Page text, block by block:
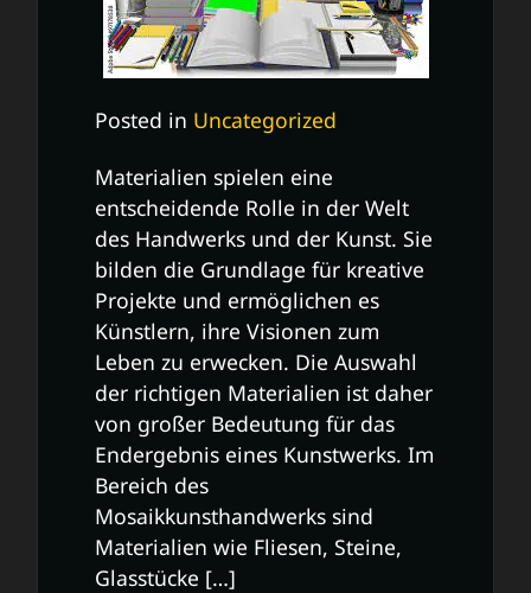
Posted in Uncategorized
Materialien spielen eine
entscheidende Rolle in der Welt
des Handwerks und der Kunst. Sie
bilden die Grundlage für kreative
Projekte und ermöglichen es
Künstlern, ihre Visionen zum
Leben zu erwecken. Die Auswahl
der richtigen Materialien ist daher
von großer Bedeutung für das
Endergebnis eines Kunstwerks. Im
Bereich des
Mosaikkunsthandwerks sind
Materialien wie Fliesen, Steine,
Glasstücke […]